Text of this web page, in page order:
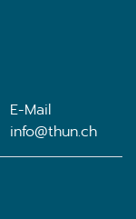
E-Mail
info@thun.ch